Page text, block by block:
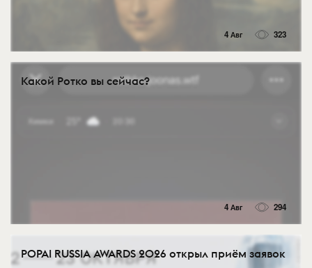
4 Авг 323
Какой Ротко вы сейчас?
4 Авг 294
POPAI RUSSIA AWARDS 2026 открыл приём заявок